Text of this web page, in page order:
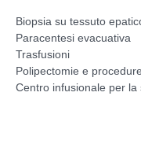
Biopsia su tessuto
Paracentesi evacuativa
Trasfusioni
Polipectomie e
Centro infusionale per